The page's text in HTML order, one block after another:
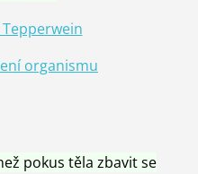
organismu
pokus těla zbavit se